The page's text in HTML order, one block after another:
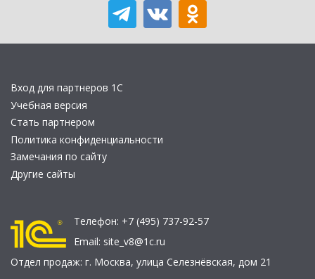
Вход для партнеров 1С
Учебная версия
Стать партнером
Политика конфиденциальности
Замечания по сайту
Другие сайты
Телефон: +7 (495) 737-92-57
Email: site_v8@1c.ru
Отдел продаж: г. Москва, улица Селезнёвская, дом 21